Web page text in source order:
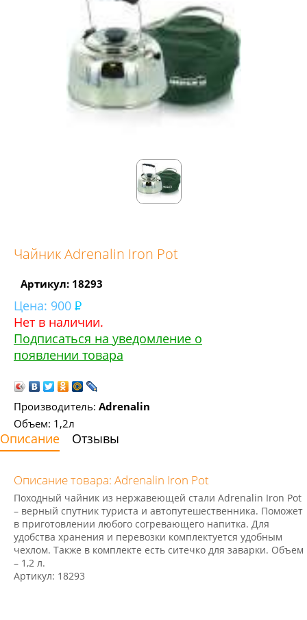
Чайник Adrenalin Iron Pot
Артикул: 18293
Цена: 900
Нет в наличии.
Подписаться на уведомление о
появлении товара
Производитель: Adrenalin
Объем: 1,2л
Описание Отзывы
Описание товара: Adrenalin Iron Pot
Походный чайник из нержавеющей стали Adrenalin Iron Pot
– верный спутник туриста и автопутешественника. Поможет
в приготовлении любого согревающего напитка. Для
удобства хранения и перевозки комплектуется удобным
чехлом. Также в комплекте есть ситечко для заварки. Объем
– 1,2 л.
Артикул: 18293